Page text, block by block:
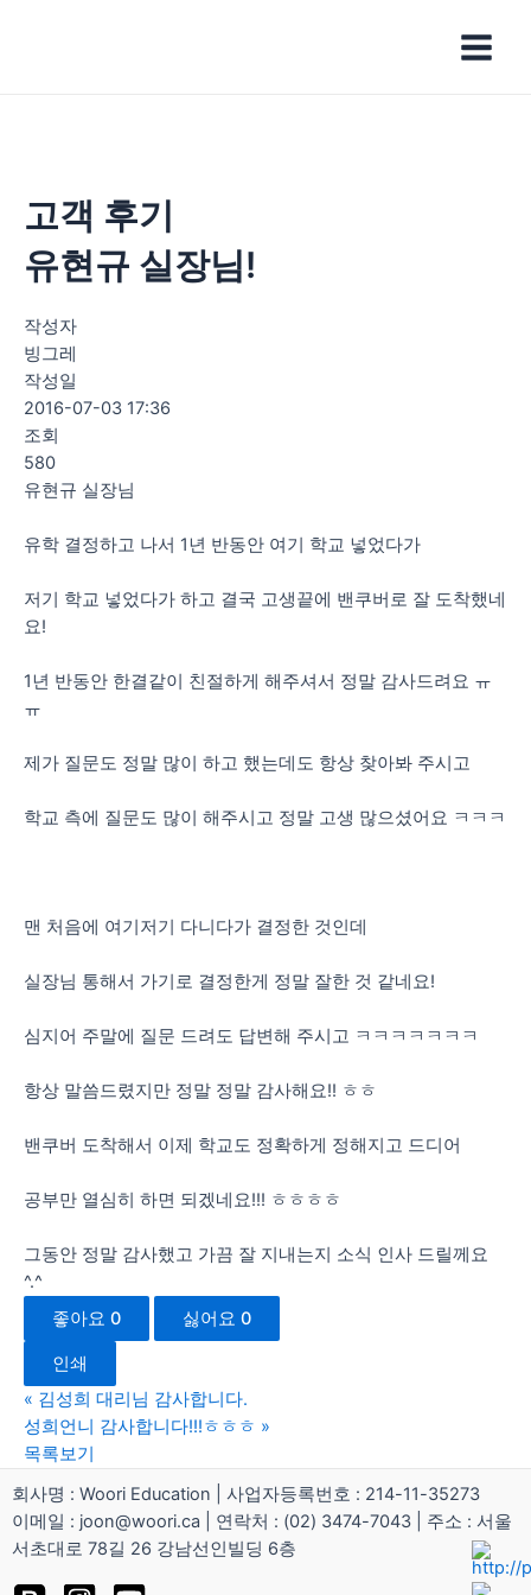
Menu
고객 후기
유현규 실장님!
작성자
빙그레
작성일
2016-07-03 17:36
조회
580
유현규 실장님
유학 결정하고 나서 1년 반동안 여기 학교 넣었다가
저기 학교 넣었다가 하고 결국 고생끝에 밴쿠버로 잘 도착했네
요!
1년 반동안 한결같이 친절하게 해주셔서 정말 감사드려요 ㅠ
ㅠ
제가 질문도 정말 많이 하고 했는데도 항상 찾아봐 주시고
학교 측에 질문도 많이 해주시고 정말 고생 많으셨어요 ㅋㅋㅋ
맨 처음에 여기저기 다니다가 결정한 것인데
실장님 통해서 가기로 결정한게 정말 잘한 것 같네요!
심지어 주말에 질문 드려도 답변해 주시고 ㅋㅋㅋㅋㅋㅋㅋ
항상 말씀드렸지만 정말 정말 감사해요!! ㅎㅎ
밴쿠버 도착해서 이제 학교도 정확하게 정해지고 드디어
공부만 열심히 하면 되겠네요!!! ㅎㅎㅎㅎ
그동안 정말 감사했고 가끔 잘 지내는지 소식 인사 드릴께요
^.^
좋아요 0 싫어요 0
인쇄
« 김성희 대리님 감사합니다.
성희언니 감사합니다!!!ㅎㅎㅎ »
목록보기
회사명 : Woori Education | 사업자등록번호 : 214-11-35273
이메일 : joon@woori.ca | 연락처 : (02) 3474-7043 | 주소 : 서울
서초대로 78길 26 강남선인빌딩 6층